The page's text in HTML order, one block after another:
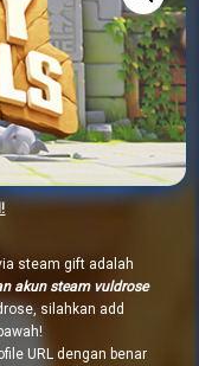
steam gift adalah
akun steam vuldrose
silahkan add
URL dengan benar